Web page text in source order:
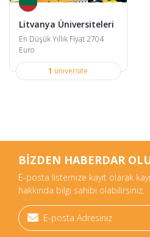
Litvanya Üniversiteleri
En Düşük Yıllık Fiyat 2704
Euro
1 üniversite
BİZDEN HABERDAR
E-posta listemize kayıt olarak
hakkında bilgi sahibi olabilirsiniz.